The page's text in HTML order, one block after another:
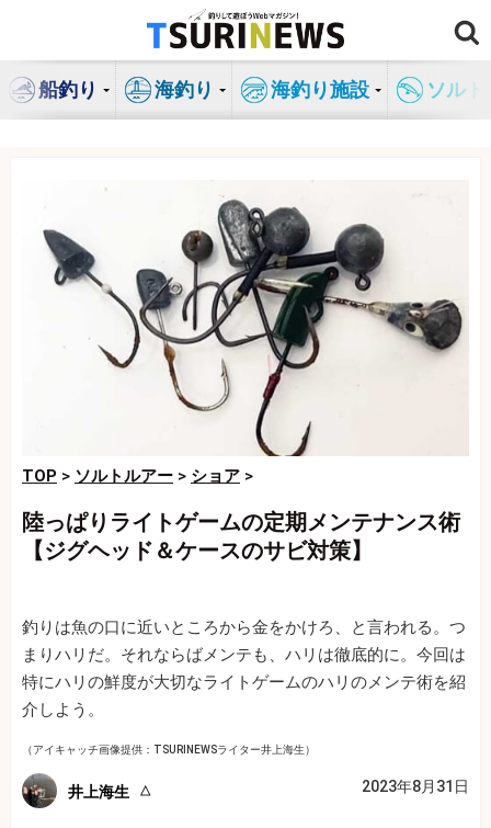
ン
船釣り 海釣り 海釣り施設 ソル
TOP > ソルトルアー > ショア >
陸っぱりライトゲームの定期メンテナンス術
【ジグヘッド＆ケースのサビ対策】
釣りは魚の口に近いところから金をかけろ、と言われる。つ
まりハリだ。それならばメンテも、ハリは徹底的に。今回は
特にハリの鮮度が大切なライトゲームのハリのメンテ術を紹
介しよう。
（アイキャッチ画像提供：TSURINEWSライター井上海生）
井上海生 2023年8月31日